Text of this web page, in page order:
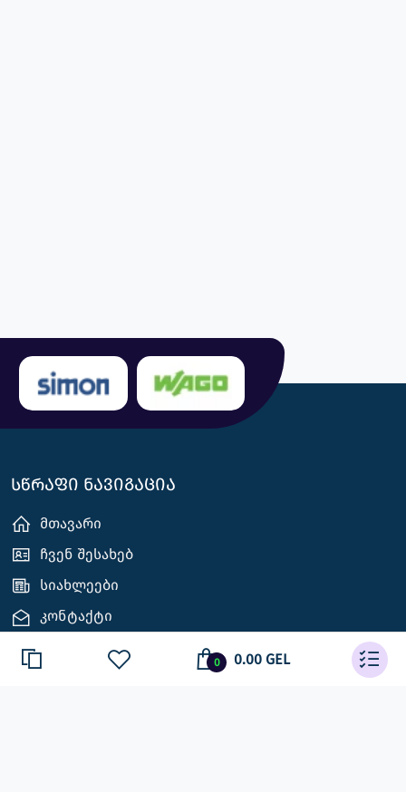
0 0.00 GEL
სწრაფი ნავიგაცია
მთავარი
ჩვენ შესახებ
სიახლეები
კონტაქტი